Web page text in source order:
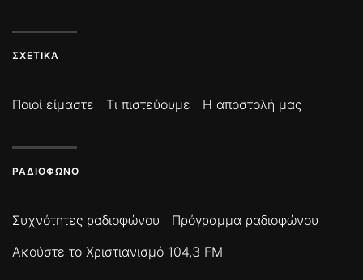
ΣΧΕΤΙΚΆ
Ποιοί είμαστε Τι πιστεύουμε Η αποστολή μας
ΡΑΔΙΌΦΩΝΟ
Συχνότητες ραδιοφώνου
Πρόγραμμα ραδιοφώνου
Ακούστε το Χριστιανισμό 104,3 FM